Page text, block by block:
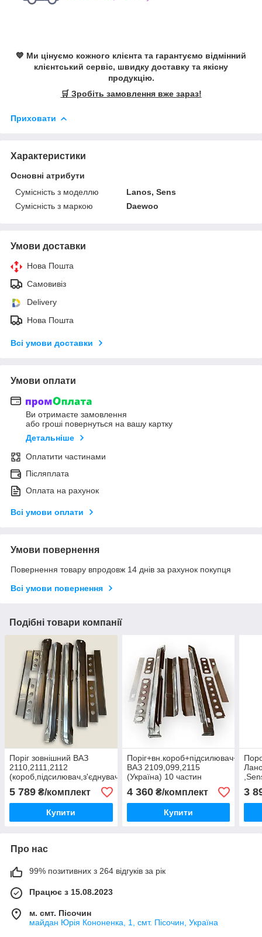
💙 Ми цінуємо кожного клієнта та гарантуємо відмінний
клієнтський сервіс, швидку доставку та якісну
продукцію.
🛒 Зробіть замовлення вже зараз!
Приховати
Характеристики
Основні атрибути
Сумісність з моделлю
Lanos, Sens
Сумісність з маркою
Daewoo
Умови доставки
Нова Пошта
Самовивіз
Delivery
Нова Пошта
Всі умови доставки
Умови оплати
Ви отримаєте замовлення
або гроші повернуться на вашу картку
Детальніше
Оплатити частинами
Післяплата
Оплата на рахунок
Всі умови оплати
Умови повернення
Повернення товару впродовж 14 днів за рахунок покупця
Всі умови повернення
Подібні товари компанії
Поріг зовнішний ВАЗ
2110,2111,2112
(короб,підсилювач,з'єднувач,внутришній
короб) 10 деталів вир-во
Україна
5 789 ₴/комплект
Купити
ВАЗ 2109,099,2115
(Україна) 10 частин
4 360₴/комплект
Купити
3
Про нас
99% позитивних з 264 відгуків за рік
Працює з 15.08.2023
м. смт. Пісочин
майдан Юрія Кононенка, 1, смт. Пісочин, Україна